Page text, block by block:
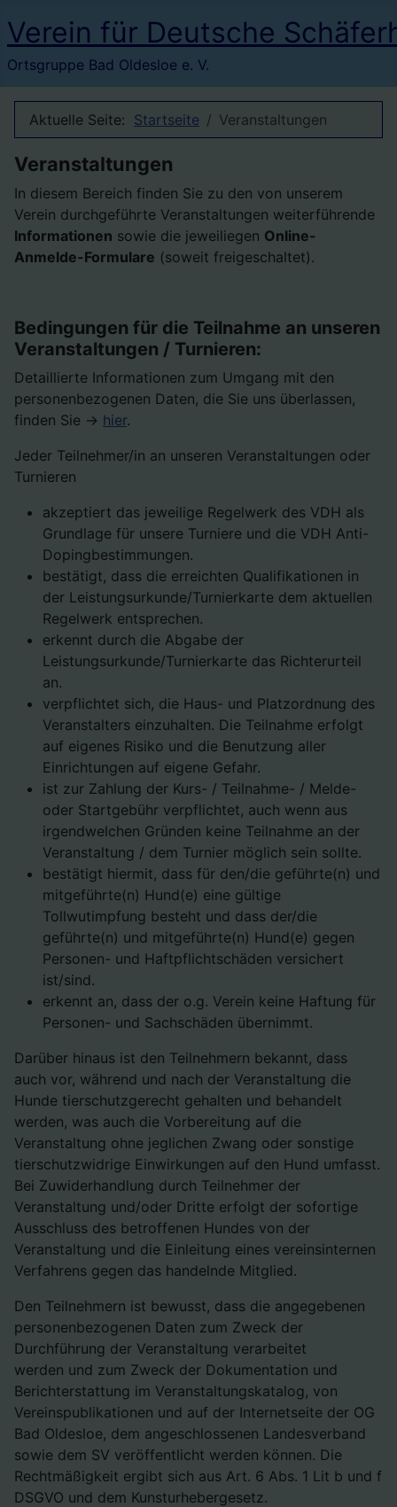
Verein für Deutsche
Ortsgruppe Bad Oldesloe e. V.
Aktuelle Seite: Startseite Veranstaltungen
Veranstaltungen
In diesem Bereich finden Sie zu den von unserem
Verein durchgeführte Veranstaltungen weiterführende
Informationen sowie die jeweiliegen Online-
Anmelde-Formulare (soweit freigeschaltet).
Bedingungen für die Teilnahme an unseren
Veranstaltungen / Turnieren:
Detaillierte Informationen zum Umgang mit den
personenbezogenen Daten, die Sie uns überlassen,
finden Sie -> hier.
Jeder Teilnehmer/in an unseren Veranstaltungen oder
Turnieren
akzeptiert das jeweilige Regelwerk des VDH als
Grundlage für unsere Turniere und die VDH Anti-
Dopingbestimmungen.
bestätigt, dass die erreichten Qualifikationen in
der Leistungsurkunde/Turnierkarte dem aktuellen
Regelwerk entsprechen.
erkennt durch die Abgabe der
Leistungsurkunde/Turnierkarte das Richterurteil
an.
verpflichtet sich, die Haus- und Platzordnung des
Veranstalters einzuhalten. Die Teilnahme erfolgt
auf eigenes Risiko und die Benutzung aller
Einrichtungen auf eigene Gefahr.
ist zur Zahlung der Kurs- / Teilnahme- / Melde-
oder Startgebühr verpflichtet, auch wenn aus
irgendwelchen Gründen keine Teilnahme an der
Veranstaltung / dem Turnier möglich sein sollte.
bestätigt hiermit, dass für den/die geführte(n) und
mitgeführte(n) Hund(e) eine gültige
Tollwutimpfung besteht und dass der/die
geführte(n) und mitgeführte(n) Hund(e) gegen
Personen- und Haftpflichtschäden versichert
ist/sind.
erkennt an, dass der o.g. Verein keine Haftung für
Personen- und Sachschäden übernimmt.
Darüber hinaus ist den Teilnehmern bekannt, dass
auch vor, während und nach der Veranstaltung die
Hunde tierschutzgerecht gehalten und behandelt
werden, was auch die Vorbereitung auf die
Veranstaltung ohne jeglichen Zwang oder sonstige
tierschutzwidrige Einwirkungen auf den Hund umfasst.
Bei Zuwiderhandlung durch Teilnehmer der
Veranstaltung und/oder Dritte erfolgt der sofortige
Ausschluss des betroffenen Hundes von der
Veranstaltung und die Einleitung eines vereinsinternen
Verfahrens gegen das handelnde Mitglied.
Den Teilnehmern ist bewusst, dass die angegebenen
personenbezogenen Daten zum Zweck der
Durchführung der Veranstaltung verarbeitet
werden und zum Zweck der Dokumentation und
Berichterstattung im Veranstaltungskatalog, von
Vereinspublikationen und auf der Internetseite der OG
Bad Oldesloe, dem angeschlossenen Landesverband
sowie dem SV veröffentlicht werden können. Die
Rechtmäßigkeit ergibt sich aus Art. 6 Abs. 1 Lit b und f
DSGVO und dem Kunsturhebergesetz.